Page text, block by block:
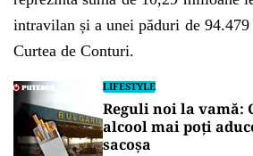
intravilan și a unei păduri de
Curtea de Conturi.
LIFESTYLE
Reguli noi la vamă:
alcool mai poți
sacoșa